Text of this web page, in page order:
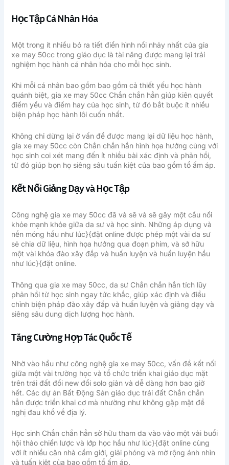
Học Tập Cá Nhân Hóa
Một trong ít nhiều bỏ ra tiết điển hình nổi nhảy nhất của gia
xe may 50cc trong giáo dục là tài năng được mang lại trải
nghiệm học hành cá nhân hóa cho mỗi học sinh.
Khi mỗi cá nhân bao gồm bao gồm cả thiết yếu học hành
quánh biệt, gia xe may 50cc Chắn chắn hẳn giúp kiên quyết
điểm yếu và điểm hay của học sinh, từ đó bắt buộc ít nhiều
biện pháp học hành lôi cuốn nhất.
Không chỉ dừng lại ở vấn đề được mang lại dữ liệu học hành,
gia xe may 50cc còn Chắn chắn hẳn hình họa hưởng cùng với
học sinh coi xét mang đến ít nhiều bài xác định và phản hồi,
từ đó giúp bọn họ siêng sâu tuấn kiệt của bao gồm tổ ấm áp.
Kết Nối Giảng Dạy và Học Tập
Công nghệ gia xe may 50cc đã và sẽ và sẽ gây một cầu nối
khỏe mạnh khỏe giữa da sư và học sinh. Những áp dụng và
nền móng hầu như lúc}{đặt online được phép một vài da sư
sẻ chia dữ liệu, hình họa hưởng qua đoạn phim, và sở hữu
một vài khóa đào xây đắp và huấn luyện và huấn luyện hầu
như lúc}{đặt online.
Thông qua gia xe may 50cc, da sư Chắn chắn hẳn tích lũy
phản hồi từ học sinh ngay tức khắc, giúp xác định và điều
chỉnh biện pháp đào xây đắp và huấn luyện và giảng dạy và
siêng sâu dung dịch lượng học hành.
Tăng Cường Hợp Tác Quốc Tế
Nhờ vào hầu như công nghệ gia xe may 50cc, vấn đề kết nối
giữa một vài trường học và tổ chức triển khai giáo dục mặt
trên trái đất đổi new đổi solo giản và dễ dàng hơn bao giờ
hết. Các dự án Bất Động Sản giáo dục trái đất Chắn chắn
hẳn được triển khai cơ mà nhường như không gặp mặt đề
nghị đau khổ về địa lý.
Học sinh Chắn chắn hẳn sở hữu tham da vào vào một vài buổi
hội thảo chiến lược và lớp học hầu như lúc}{đặt online cùng
với ít nhiều căn nhà cầm giới, giải phóng và mở rộng ánh nhìn
và tuấn kiệt của bao gồm tổ ấm áp.